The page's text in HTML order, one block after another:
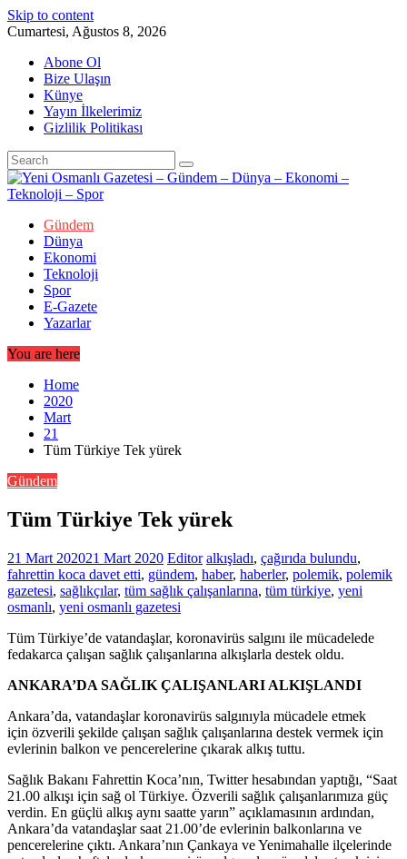
Skip to content
Cumartesi, Ağustos 8, 2026
Abone Ol
Bize Ulaşın
Künye
Yayın İlkelerimiz
Gizlilik Politikası
Gündem
Dünya
Ekonomi
Teknoloji
Spor
E-Gazete
Yazarlar
You are here
Home
2020
Mart
21
Tüm Türkiye Tek yürek
Gündem
Tüm Türkiye Tek yürek
21 Mart 202021 Mart 2020 Editor alkışladı, çağırıda bulundu,
fahrettin koca davet etti, gündem, haber, haberler, polemik, polemik
gazetesi, sağlıkçılar, tüm sağlık çalışanlarına, tüm türkiye, yeni
osmanlı, yeni osmanlı gazetesi
Tüm Türkiye’de vatandaşlar, koronavirüs salgını ile mücadelede
fedakarca çalışan sağlık çalışanlarına alkışlarla destek oldu.
ANKARA’DA SAĞLIK ÇALIŞANLARI ALKIŞLANDI
Ankara’da, vatandaşlar koronavirüs salgınıyla mücadele etmek
için özverili şekilde çalışan sağlık çalışanlarına destek vermek için
evlerinin balkon ve pencerelerine çıkarak alkış tuttu.
Sağlık Bakanı Fahrettin Koca’nın, Twitter hesabından yaptığı, “Saat
21.00 alkışı için sağ ol Türkiye. Özverili sağlık çalışanlarımıza güç
verdin. En güçlü alkış aynı saatte yarın” açıklamasının ardından,
Ankara’da vatandaşlar saat 21.00’de evlerinin balkonlarına ve
pencerelerine çıktı. Ankara’nın Çankaya ve Yenimahalle ilçelerinde